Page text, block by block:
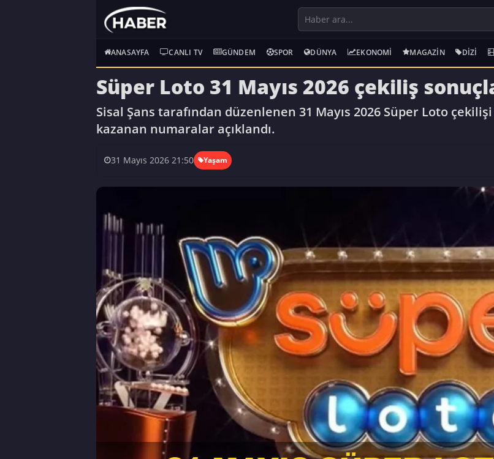
ANASAYFA CANLI TV GÜNDEM SPOR DÜNYA EKONOMI MAGAZIN DIZI
Süper Loto 31 Mayıs 2026 çekiliş
Sisal Şans tarafından düzenlenen 31 Mayıs 2026 Süper Loto
kazanan numaralar açıklandı.
31 Mayıs 2026 21:50 Yaşam